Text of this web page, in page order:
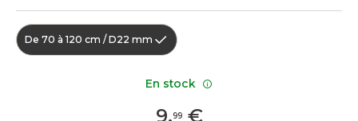
De 70 à 120 cm / D22 mm
9,99€